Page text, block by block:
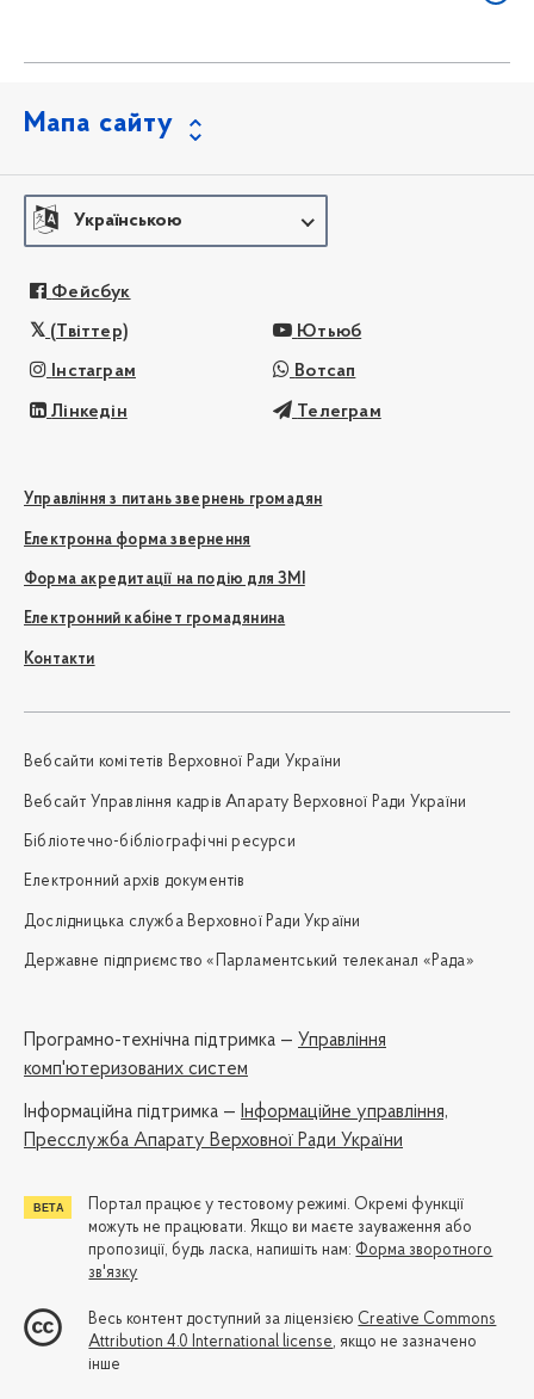
Мапа сайту
Українською
Фейсбук
(Твіттер) Ютьюб
Інстаграм Вотсап
Лінкедін Телеграм
Управління з питань звернень громадян
Електронна форма звернення
Форма акредитації на подію для ЗМІ
Електронний кабінет громадянина
Контакти
Вебсайти комітетів Верховної Ради України
Вебсайт Управління кадрів Апарату Верховної Ради України
Бібліотечно-бібліографічні ресурси
Електронний архів документів
Дослідницька служба Верховної Ради України
Державне підприємство «Парламентський телеканал «Рада»
Програмно-технічна підтримка — Управління
комп'ютеризованих систем
Iнформаційна підтримка — Інформаційне управління,
Пресслужба Апарату Верховної Ради України
Портал працює у тестовому режимі. Окремі функції
можуть не працювати. Якщо ви маєте зауваження або
пропозиції, будь ласка, напишіть нам: Форма зворотного
зв'язку
Весь контент доступний за ліцензією Creative Commons
Attribution 4.0 International license, якщо не зазначено
інше